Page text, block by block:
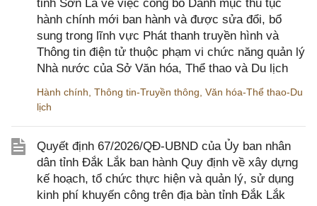
tỉnh Sơn La về việc công bố Danh mục thủ tục
hành chính mới ban hành và được sửa đổi, bổ
sung trong lĩnh vực Phát thanh truyền hình và
Thông tin điện tử thuộc phạm vi chức năng quản lý
Nhà nước của Sở Văn hóa, Thể thao và Du lịch
Hành chính Thông tin-Truyền thông Văn hóa-Thể thao-Du
lịch
Quyết định 67/2026/QĐ-UBND của Ủy ban nhân
dân tỉnh Đắk Lắk ban hành Quy định về xây dựng
kế hoạch, tổ chức thực hiện và quản lý, sử dụng
kinh phí khuyến công trên địa bàn tỉnh Đắk Lắk